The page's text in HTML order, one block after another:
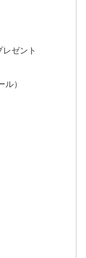
ゼント
）